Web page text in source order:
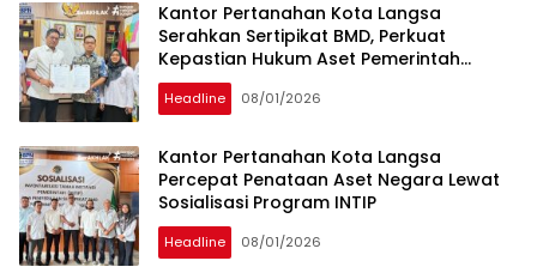
Kantor Pertanahan Kota Langsa
Serahkan Sertipikat BMD, Perkuat
Kepastian Hukum Aset Pemerintah
Daerah
Headline 08/01/2026
Kantor Pertanahan Kota Langsa
Percepat Penataan Aset Negara Lewat
Sosialisasi Program INTIP
Headline 08/01/2026